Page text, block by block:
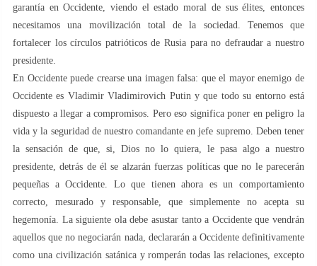
garantía en Occidente, viendo el estado moral de sus élites, entonces
necesitamos una movilización total de la sociedad. Tenemos que
fortalecer los círculos patrióticos de Rusia para no defraudar a nuestro
presidente.
En Occidente puede crearse una imagen falsa: que el mayor enemigo de
Occidente es Vladimir Vladimirovich Putin y que todo su entorno está
dispuesto a llegar a compromisos. Pero eso significa poner en peligro la
vida y la seguridad de nuestro comandante en jefe supremo. Deben tener
la sensación de que, si, Dios no lo quiera, le pasa algo a nuestro
presidente, detrás de él se alzarán fuerzas políticas que no le parecerán
pequeñas a Occidente. Lo que tienen ahora es un comportamiento
correcto, mesurado y responsable, que simplemente no acepta su
hegemonía. La siguiente ola debe asustar tanto a Occidente que vendrán
aquellos que no negociarán nada, declararán a Occidente definitivamente
como una civilización satánica y romperán todas las relaciones, excepto